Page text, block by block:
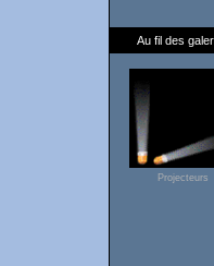
Au fil des
Projecteurs